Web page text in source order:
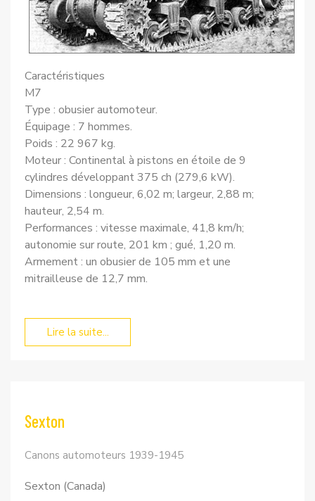
Caractéristiques
M7
Type : obusier automoteur.
Équipage : 7 hommes.
Poids : 22 967 kg.
Moteur : Continental à pistons en étoile de 9
cylindres développant 375 ch (279,6 kW).
Dimensions : longueur, 6,02 m; largeur, 2,88 m;
hauteur, 2,54 m.
Performances : vitesse maximale, 41,8 km/h;
autonomie sur route, 201 km ; gué, 1,20 m.
Armement : un obusier de 105 mm et une
mitrailleuse de 12,7 mm.
Lire la suite...
Sexton
Canons automoteurs 1939-1945
Sexton (Canada)